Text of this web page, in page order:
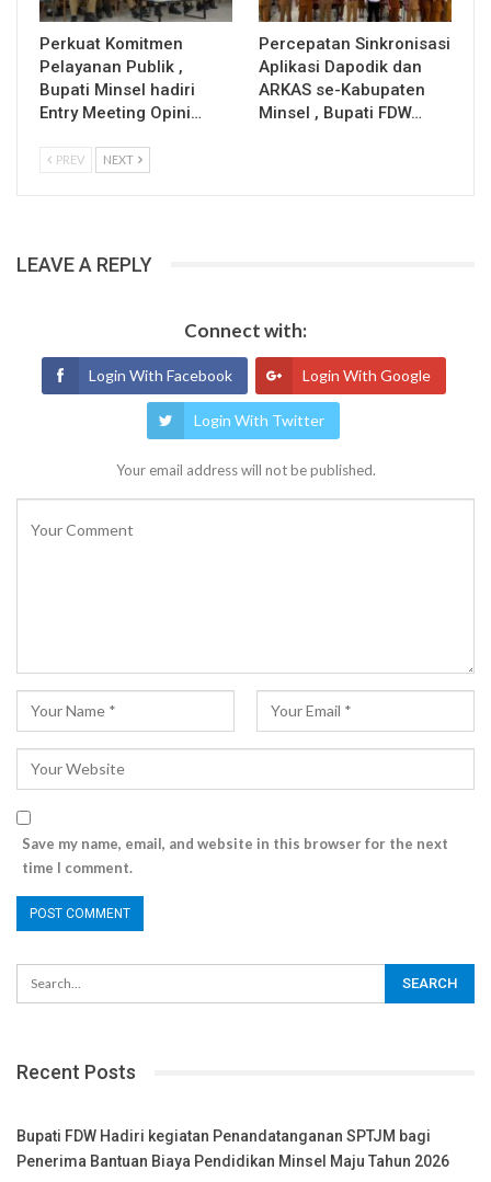
Perkuat Komitmen
Pelayanan Publik ,
Bupati Minsel hadiri
Entry Meeting Opini…
Percepatan Sinkronisasi
Aplikasi Dapodik dan
ARKAS se-Kabupaten
Minsel , Bupati FDW…
PREV NEXT
LEAVE A REPLY
Connect with:
Login With Facebook Login With Google
Login With Twitter
Your email address will not be published.
Save my name, email, and website in this browser for the next
time I comment.
Recent Posts
Bupati FDW Hadiri kegiatan Penandatanganan SPTJM bagi
Penerima Bantuan Biaya Pendidikan Minsel Maju Tahun 2026